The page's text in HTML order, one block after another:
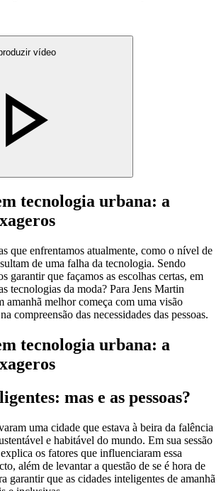
vídeo
tecnologia urbana: a
que enfrentamos atualmente, como o nível de
de uma falha da tecnologia. Sendo
garantir que façamos as escolhas certas, em
tecnologias da moda? Para Jens Martin
amanhã melhor começa com uma visão
compreensão das necessidades das pessoas.
tecnologia urbana: a
mas e as pessoas?
uma cidade que estava à beira da falência
e habitável do mundo. Em sua sessão
os fatores que influenciaram essa
além de levantar a questão de se é hora de
garantir que as cidades inteligentes de amanhã